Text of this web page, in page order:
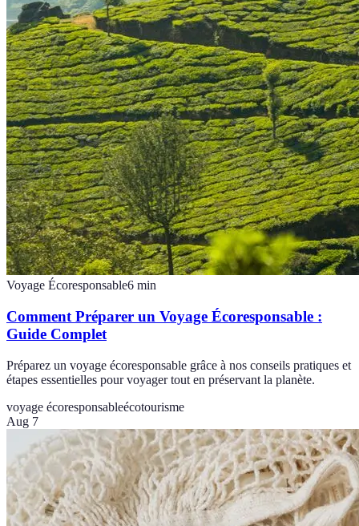
Voyage Écoresponsable6 min
Comment Préparer un Voyage Écoresponsable :
Guide Complet
Préparez un voyage écoresponsable grâce à nos conseils pratiques et
étapes essentielles pour voyager tout en préservant la planète.
voyage écoresponsableécotourisme
Aug 7